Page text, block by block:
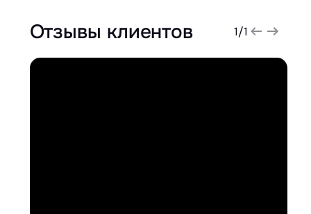
Отзывы клиентов 1/1